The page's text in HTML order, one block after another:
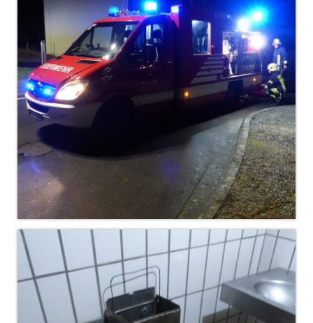
Katastrophenschutz
GDekonP-Zug
Dienstplan Dekon-Zug
KatS-Zug
Dienstplan KatS-Zug
10 Jahre KatS-Zug
Musikzug
Infos
Termine
Chronik des Musikzug
Christkindwiegen